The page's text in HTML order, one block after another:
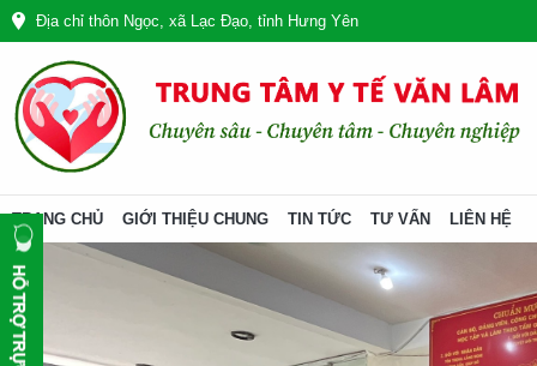
Địa chỉ thôn Ngọc, xã Lạc Đạo, tỉnh Hưng Yên
TRANG CHỦ GIỚI THIỆU CHUNG TIN TỨC TƯ VẤN LIÊN HỆ